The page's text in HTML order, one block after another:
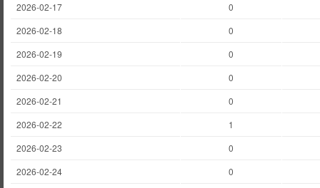
2026-02-17
0
2026-02-18
0
2026-02-19
0
2026-02-20
0
2026-02-21
0
2026-02-22
1
2026-02-23
0
2026-02-24
0